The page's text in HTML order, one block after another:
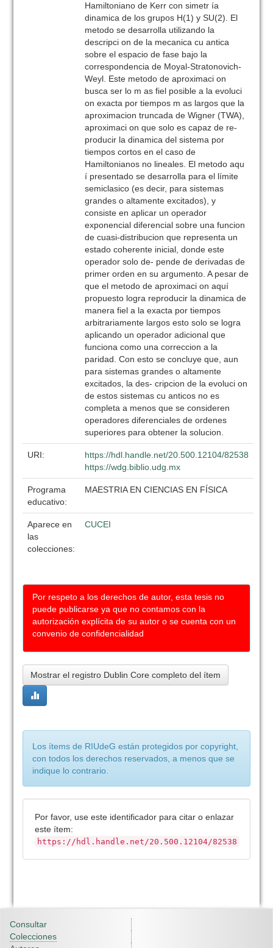
Hamiltoniano de Kerr con simetr ía
dinamica de los grupos H(1) y SU(2). El
metodo se desarrolla utilizando la
descripci on de la mecanica cu antica
sobre el espacio de fase bajo la
correspondencia de Moyal-Stratonovich-
Weyl. Este metodo de aproximaci on
busca ser lo m as fiel posible a la evoluci
on exacta por tiempos m as largos que la
aproximacion truncada de Wigner (TWA),
aproximaci on que solo es capaz de re-
producir la dinamica del sistema por
tiempos cortos en el caso de
Hamiltonianos no lineales. El metodo aqu
í presentado se desarrolla para el límite
semiclasico (es decir, para sistemas
grandes o altamente excitados), y
consiste en aplicar un operador
exponencial diferencial sobre una funcion
de cuasi-distribucion que representa un
estado coherente inicial, donde este
operador solo de- pende de derivadas de
primer orden en su argumento. A pesar de
que el metodo de aproximaci on aquí
propuesto logra reproducir la dinamica de
manera fiel a la exacta por tiempos
arbitrariamente largos esto solo se logra
aplicando un operador adicional que
funciona como una correccion a la
paridad. Con esto se concluye que, aun
para sistemas grandes o altamente
excitados, la des- cripcion de la evoluci on
de estos sistemas cu anticos no es
completa a menos que se consideren
operadores diferenciales de ordenes
superiores para obtener la solucion.
URI:
https://hdl.handle.net/20.500.12104/82538
https://wdg.biblio.udg.mx
Programa
educativo:
MAESTRIA EN CIENCIAS EN FÍSICA
Aparece en
las
colecciones:
CUCEI
Por respeto a los derechos de autor, esta tesis no
puede publicarse ya que no contamos con la
autorización explícita de su autor o se cuenta con un
convenio de confidencialidad
Mostrar el registro Dublin Core completo del ítem
Los ítems de RIUdeG están protegidos por copyright,
con todos los derechos reservados, a menos que se
indique lo contrario.
Por favor, use este identificador para citar o enlazar
este ítem:
https://hdl.handle.net/20.500.12104/82538
Consultar
Colecciones